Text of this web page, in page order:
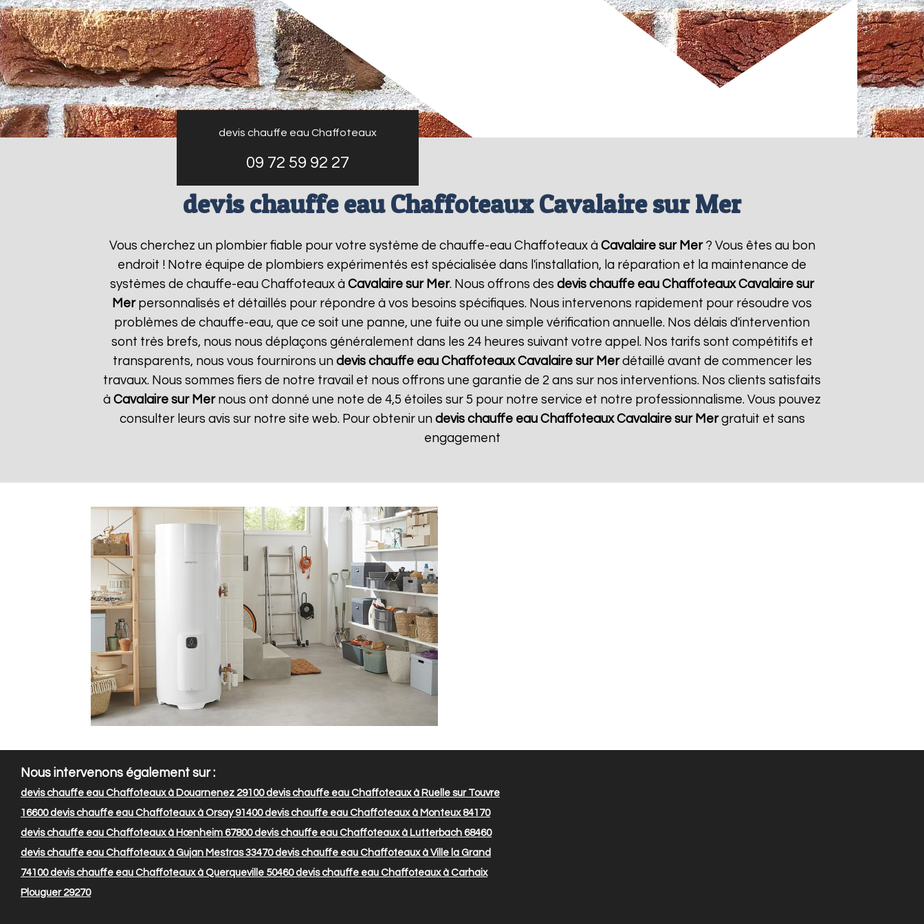
devis chauffe eau Chaffoteaux
09 72 59 92 27
devis chauffe eau Chaffoteaux Cavalaire sur Mer
Vous cherchez un plombier fiable pour votre système de chauffe-eau Chaffoteaux à Cavalaire sur Mer? Vous êtes au bon
endroit ! Notre équipe de plombiers expérimentés est spécialisée dans l'installation, la réparation et la maintenance de
systèmes de chauffe-eau Chaffoteaux à Cavalaire sur Mer. Nous offrons des devis chauffe eau Chaffoteaux Cavalaire sur
Merpersonnalisés et détaillés pour répondre à vos besoins spécifiques. Nous intervenons rapidement pour résoudre vos
problèmes de chauffe-eau, que ce soit une panne, une fuite ou une simple vérification annuelle. Nos délais d'intervention
sont très brefs, nous nous déplaçons généralement dans les 24 heures suivant votre appel. Nos tarifs sont compétitifs et
transparents, nous vous fournirons un devis chauffe eau Chaffoteaux Cavalaire sur Merdétaillé avant de commencer les
travaux. Nous sommes fiers de notre travail et nous offrons une garantie de 2 ans sur nos interventions. Nos clients satisfaits
à Cavalaire sur Mernous ont donné une note de 4,5 étoiles sur 5 pour notre service et notre professionnalisme. Vous pouvez
consulter leurs avis sur notre site web. Pour obtenir un devis chauffe eau Chaffoteaux Cavalaire sur Mergratuit et sans
engagement
Nous intervenons également sur :
devis chauffe eau Chaffoteaux à Douarnenez 29100devis chauffe eau Chaffoteaux à Ruelle sur Touvre
16600devis chauffe eau Chaffoteaux à Orsay 91400devis chauffe eau Chaffoteaux à Monteux 84170
devis chauffe eau Chaffoteaux à Hœnheim 67800devis chauffe eau Chaffoteaux à Lutterbach 68460
devis chauffe eau Chaffoteaux à Gujan Mestras 33470devis chauffe eau Chaffoteaux à Ville la Grand
74100devis chauffe eau Chaffoteaux à Querqueville 50460devis chauffe eau Chaffoteaux à Carhaix
Plouguer 29270